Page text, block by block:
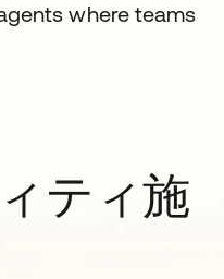
where teams
ティ施